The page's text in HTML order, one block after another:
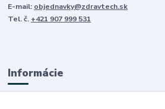
E-mail: objednavky@zdravtech.sk
Tel. č. +421 907 999 531
Informácie